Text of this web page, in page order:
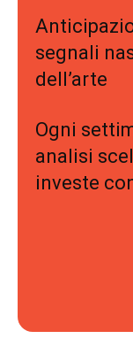
segnali
dell’arte
Ogni
analisi
investe